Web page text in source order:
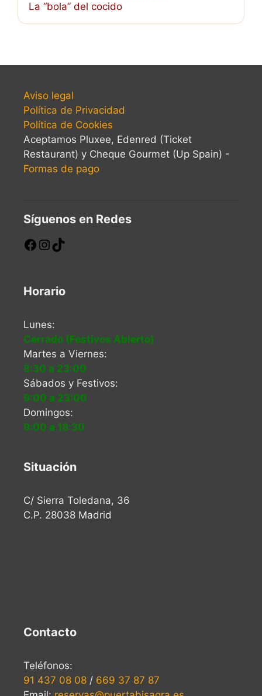
La “bola” del cocido
Aviso legal
Política de Privacidad
Política de Cookies
Aceptamos Pluxee, Edenred (Ticket
Restaurant) y Cheque Gourmet (Up Spain) -
Formas de pago
Síguenos en Redes
Facebook
Instagram
Horario
Lunes:
Cerrado (Festivos Abierto)
Martes a Viernes:
8:30 a 23:00
Sábados y Festivos:
9:00 a 23:00
Domingos:
9:00 a 18:30
Situación
C/ Sierra Toledana, 36
C.P. 28038 Madrid
Contacto
Teléfonos:
91 437 08 08 / 669 37 87 87